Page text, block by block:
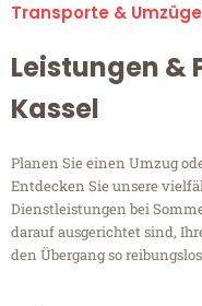
Transporte &
Leistungen &
Kassel
Planen Sie einen Umzug
Entdecken Sie unsere
Dienstleistungen bei
darauf ausgerichtet sind,
den Übergang so